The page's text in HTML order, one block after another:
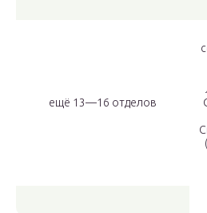
ещё 13—16 отделов